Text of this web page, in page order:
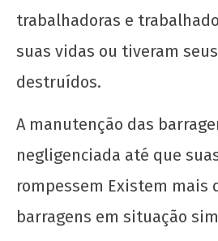
UNE na luta: pela
socialismo!
maio
de
2020
trabalhadoras e
suas vidas ou tiveram
destruídos.
A manutenção das
negligenciada até que
rompessem Existem mais
barragens em situação